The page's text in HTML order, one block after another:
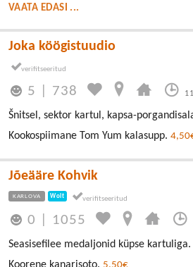
VAATA EDASI ...
Joka köögistuudio
5 738
Šnitsel, sektor kartul, kapsa-
Kookospiimane Tom Yum kalasupp.
Jõeääre Kohvik
KARLOVA Wolt
0 1055
Seasisefilee medaljonid küpse kartuliga.
Koorene kanarisoto.